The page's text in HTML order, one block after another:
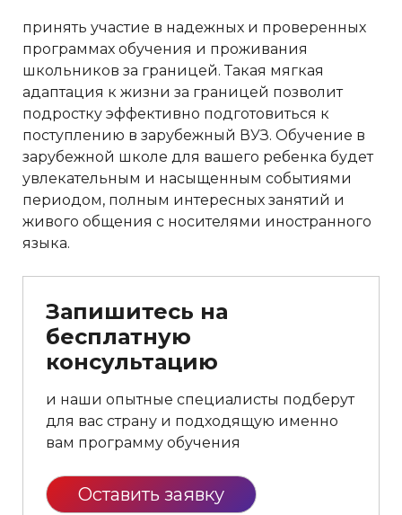
принять участие в надежных и проверенных
программах обучения и проживания
школьников за границей. Такая мягкая
адаптация к жизни за границей позволит
подростку эффективно подготовиться к
поступлению в зарубежный ВУЗ. Обучение в
зарубежной школе для вашего ребенка будет
увлекательным и насыщенным событиями
периодом, полным интересных занятий и
живого общения с носителями иностранного
языка.
Запишитесь на
бесплатную
консультацию
и наши опытные специалисты подберут
для вас страну и подходящую именно
вам программу обучения
Оставить заявку